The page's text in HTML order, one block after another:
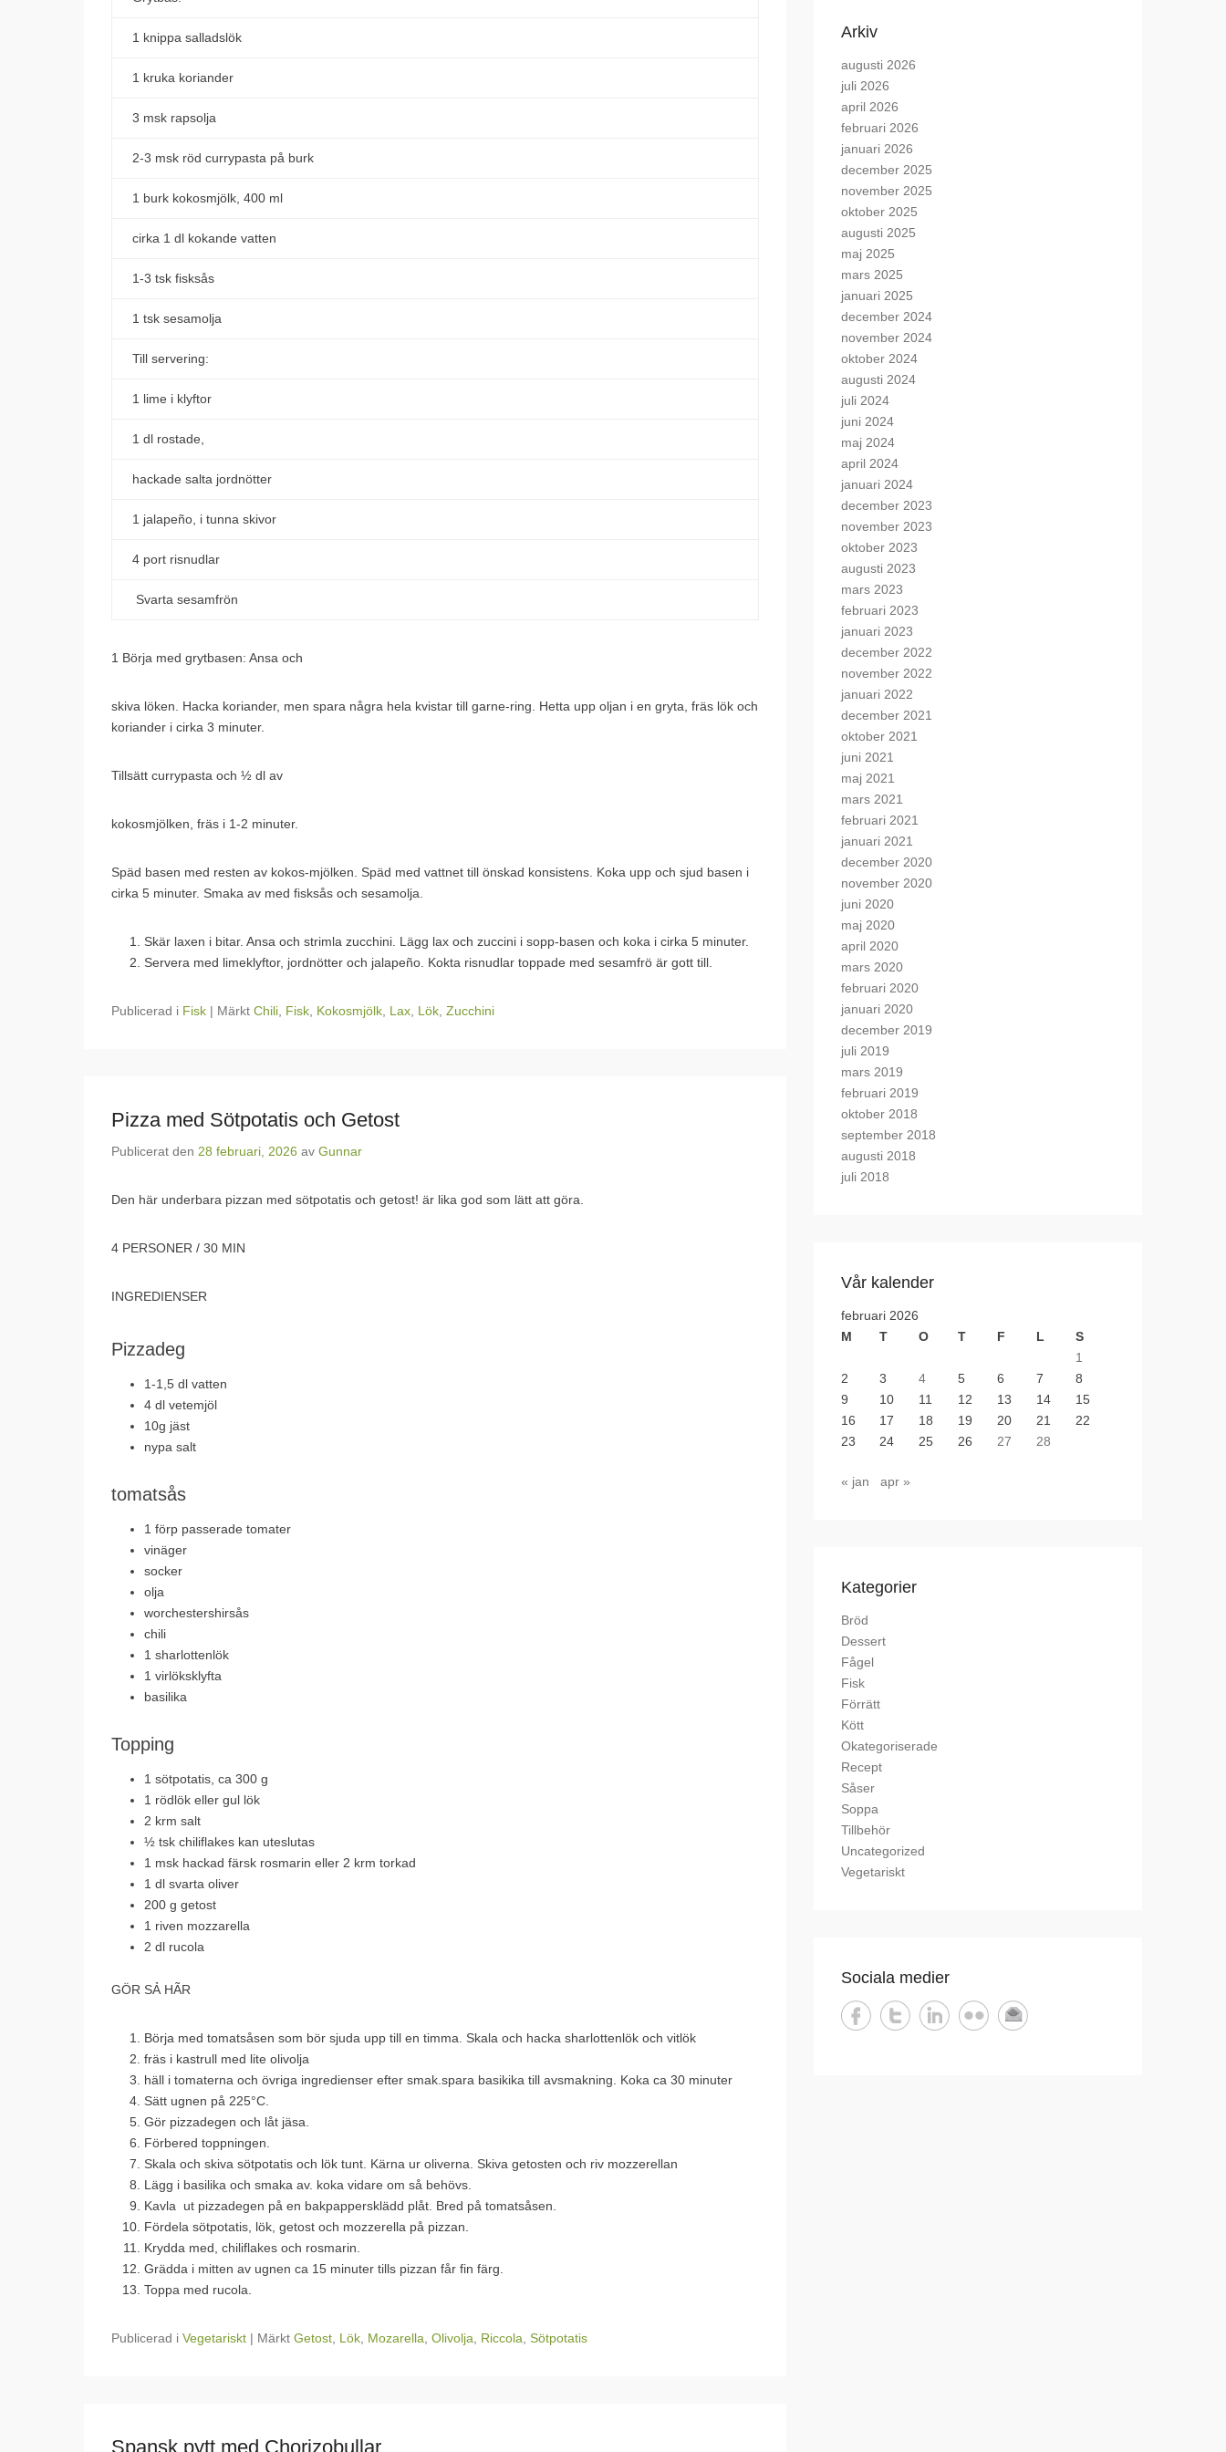
1 knippa salladslök
1 kruka koriander
3 msk rapsolja
2-3 msk röd currypasta på burk
1 burk kokosmjölk, 400 ml
cirka 1 dl kokande vatten
1-3 tsk fisksås
1 tsk sesamolja
Till servering:
1 lime i klyftor
1 dl rostade,
hackade salta jordnötter
1 jalapeño, i tunna skivor
4 port risnudlar
Svarta sesamfrön
1 Börja med grytbasen: Ansa och
skiva löken. Hacka koriander, men spara några hela kvistar till garne-ring. Hetta upp oljan i en gryta, fräs lök och
koriander i cirka 3 minuter.
Tillsätt currypasta och ½ dl av
kokosmjölken, fräs i 1-2 minuter.
Späd basen med resten av kokos-mjölken. Späd med vattnet till önskad konsistens. Koka upp och sjud basen i
cirka 5 minuter. Smaka av med fisksås och sesamolja.
Skär laxen i bitar. Ansa och strimla zucchini. Lägg lax och zuccini i sopp-basen och koka i cirka 5 minuter.
Servera med limeklyftor, jordnötter och jalapeño. Kokta risnudlar toppade med sesamfrö är gott till.
Publicerad i Fisk | Märkt Chili Fisk Kokosmjölk Lax Lök Zucchini
Pizza med Sötpotatis och Getost
Publicerat den 28 februari, 2026 av Gunnar
Den här underbara pizzan med sötpotatis och getost! är lika god som lätt att göra.
4 PERSONER / 30 MIN
INGREDIENSER
Pizzadeg
1-1,5 dl vatten
4 dl vetemjöl
10g jäst
nypa salt
tomatsås
1 förp passerade tomater
vinäger
socker
olja
worchestershirsås
chili
1 sharlottenlök
1 virlöksklyfta
basilika
Topping
1 sötpotatis, ca 300 g
1 rödlök eller gul lök
2 krm salt
½ tsk chiliflakes kan uteslutas
1 msk hackad färsk rosmarin eller 2 krm torkad
1 dl svarta oliver
200 g getost
1 riven mozzarella
2 dl rucola
GÖR SẢ HÃR
Börja med tomatsåsen som bör sjuda upp till en timma. Skala och hacka sharlottenlök och vitlök
fräs i kastrull med lite olivolja
häll i tomaterna och övriga ingredienser efter smak.spara basikika till avsmakning. Koka ca 30 minuter
Sätt ugnen på 225°C.
Gör pizzadegen och låt jäsa.
Förbered toppningen.
Skala och skiva sötpotatis och lök tunt. Kärna ur oliverna. Skiva getosten och riv mozzerellan
Lägg i basilika och smaka av. koka vidare om så behövs.
Kavla ut pizzadegen på en bakpappersklädd plåt. Bred på tomatsåsen.
Fördela sötpotatis, lök, getost och mozzerella på pizzan.
Krydda med, chiliflakes och rosmarin.
Grädda i mitten av ugnen ca 15 minuter tills pizzan får fin färg.
Toppa med rucola.
Publicerad i Vegetariskt | Märkt Getost Lök Mozarella Olivolja Riccola Sötpotatis
Spansk pytt med Chorizobullar
Arkiv
augusti 2026
juli 2026
april 2026
februari 2026
januari 2026
december 2025
november 2025
oktober 2025
augusti 2025
maj 2025
mars 2025
januari 2025
december 2024
november 2024
oktober 2024
augusti 2024
juli 2024
juni 2024
maj 2024
april 2024
januari 2024
december 2023
november 2023
oktober 2023
augusti 2023
mars 2023
februari 2023
januari 2023
december 2022
november 2022
januari 2022
december 2021
oktober 2021
juni 2021
maj 2021
mars 2021
februari 2021
januari 2021
december 2020
november 2020
juni 2020
maj 2020
april 2020
mars 2020
februari 2020
januari 2020
december 2019
juli 2019
mars 2019
februari 2019
oktober 2018
september 2018
augusti 2018
juli 2018
Vår kalender
februari 2026
M
T O T F L
S
1
2
3 4 5 6 7
8
9
10 11 12 13 14
15
16
17 18 19 20 21
22
23
24 25 26 27 28
« jan apr »
Kategorier
Bröd
Dessert
Fågel
Fisk
Förrätt
Kött
Okategoriserade
Recept
Såser
Soppa
Tillbehör
Uncategorized
Vegetariskt
Sociala medier